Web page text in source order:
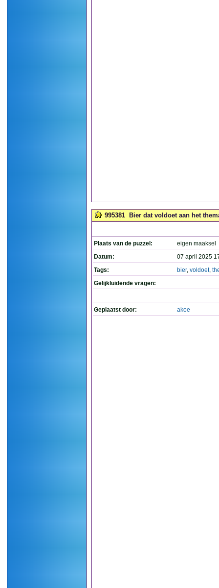
995381 Bier dat voldoet aan het
Plaats van de puzzel:
eigen maaksel
Datum:
07 april 2025
Tags:
bier, voldoet,
Gelijkluidende vragen:
Geplaatst door: akoe